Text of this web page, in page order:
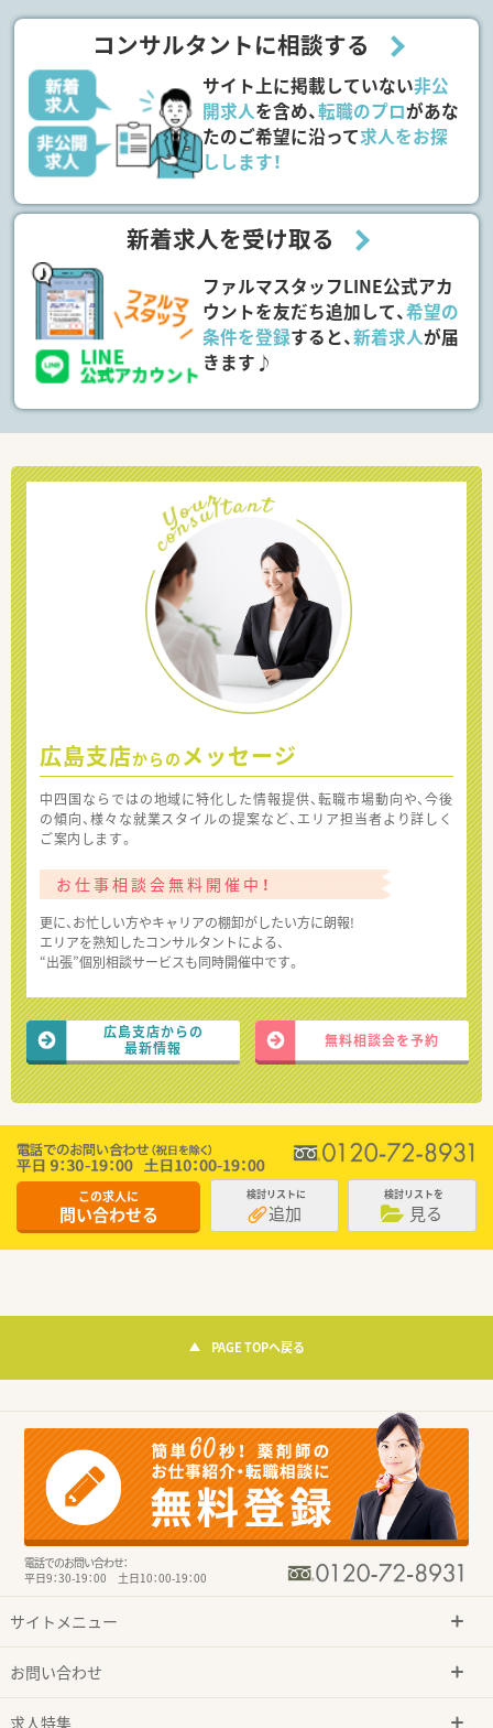
コンサルタントに相談する
サイト上に掲載していない非公
開求人を含め、転職のプロがあな
たのご希望に沿って求人をお探
しします！
新着求人を受け取る
ファルマスタッフLINE公式アカ
ウントを友だち追加して、希望の
条件を登録すると、新着求人が届
きます♪
広島支店からの メッセージ
中四国ならではの地域に特化した情報提供、転職市場動向や、今後
の傾向、様々な就業スタイルの提案など、エリア担当者より詳しく
ご案内します。
お仕事相談会無料開催中！
更に、お忙しい方やキャリアの棚卸がしたい方に朗報!
エリアを熟知したコンサルタントによる、
“出張”個別相談サービスも同時開催中です。
広島支店からの
最新情報
無料相談会を予約
この求人に
問い合わせる
検討リストに
追加
検討リストを
見る
PAGE TOPへ戻る
電話でのお問い合わせ：
平日9：30-19：00 土日10：00-19：00
サイトメニュー
お問い合わせ
求人特集